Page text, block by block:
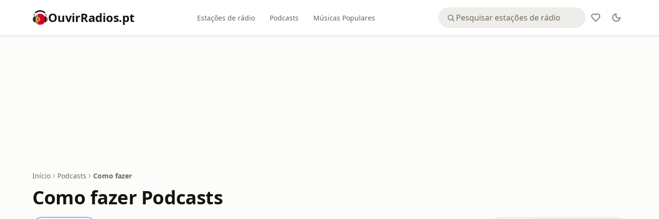
OuvirRadios.pt Estações de rádio Podcasts Músicas Populares
Início Podcasts Como fazer
Como fazer Podcasts